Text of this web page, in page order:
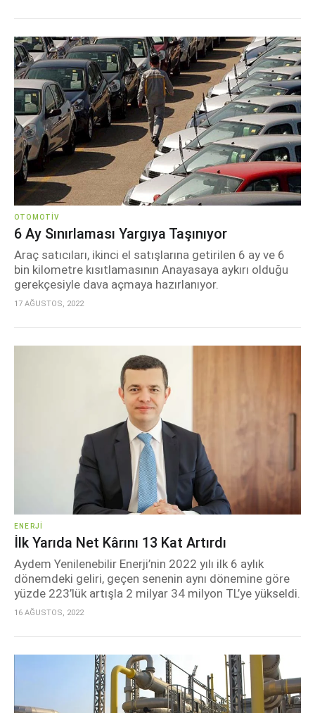
OTOMOTIV
6 Ay Sınırlaması Yargıya Taşınıyor
Araç satıcıları, ikinci el satışlarına getirilen 6 ay ve 6
bin kilometre kısıtlamasının Anayasaya aykırı olduğu
gerekçesiyle dava açmaya hazırlanıyor.
17 AĞUSTOS, 2022
ENERJI
İlk Yarıda Net Kârını 13 Kat Artırdı
Aydem Yenilenebilir Enerji’nin 2022 yılı ilk 6 aylık
dönemdeki geliri, geçen senenin aynı dönemine göre
yüzde 223’lük artışla 2 milyar 34 milyon TL’ye yükseldi.
16 AĞUSTOS, 2022